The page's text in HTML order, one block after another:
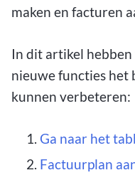
maken en facturen
In dit artikel
nieuwe functies het
kunnen verbeteren:
Ga naar het
Factuurplan